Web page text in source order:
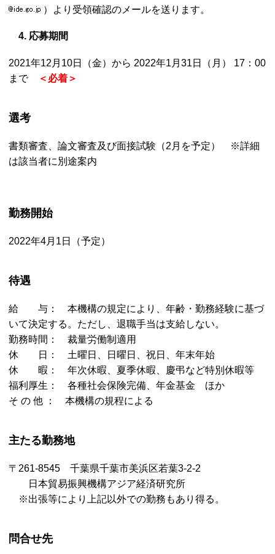
）より受領確認のメールを送ります。
4. 応募期間
2021年12月10日（金）から 2022年1月31日（月） 17：00
まで
＜必着＞
選考
書類審査、論文審査及び面接試験（2月を予定） ※詳細
は該当者に別途案内
勤務開始
2022年4月1日（予定）
待遇
給 与： 本機構の規定により、年齢・勤務経験に基づ
いて決定する。ただし、退職手当は支給しない。
勤務時間： 裁量労働制適用
休 日： 土曜日、日曜日、祝日、年末年始
休 暇： 年次休暇、夏季休暇、慶弔など特別休暇等
福利厚生： 各種社会保険完備、年金基金 ほか
そ の 他 ： 本機構の規程による
主たる勤務地
〒261-8545 千葉県千葉市美浜区若葉3-2-2
日本貿易振興機構アジア経済研究所
※出張等により上記以外での勤務もあり得る。
問合せ先